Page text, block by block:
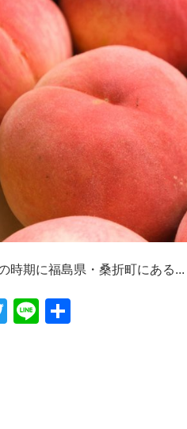
時期に福島県・桑折町にある...
T
Li